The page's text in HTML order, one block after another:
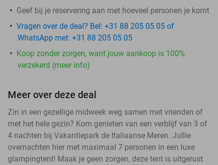
Geef bij je reservering aan met hoeveel personen je komt
Vragen over de deal? Bel: +31 88 205 05 05 of
WhatsApp met: +31 88 205 05 05
Koop zonder zorgen, want jouw aankoop is 100%
verzekerd (meer info)
Meer over deze deal
Zin in een gezellige midweek weg samen met vrienden of
met het hele gezin? Kom genieten van een verblijf van 3 of
4 nachten bij Vakantiepark de Italiaanse Meren. Jullie
overnachten hier met maximaal 7 personen in een luxe
glampingtent! Maak je geen zorgen, deze tent is uitgerust